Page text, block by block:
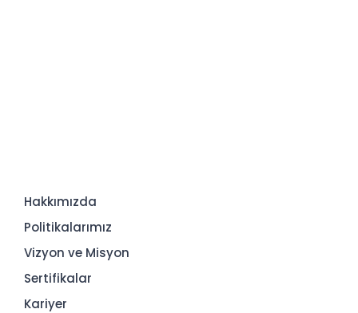
Hakkımızda
Politikalarımız
Vizyon ve Misyon
Sertifikalar
Kariyer